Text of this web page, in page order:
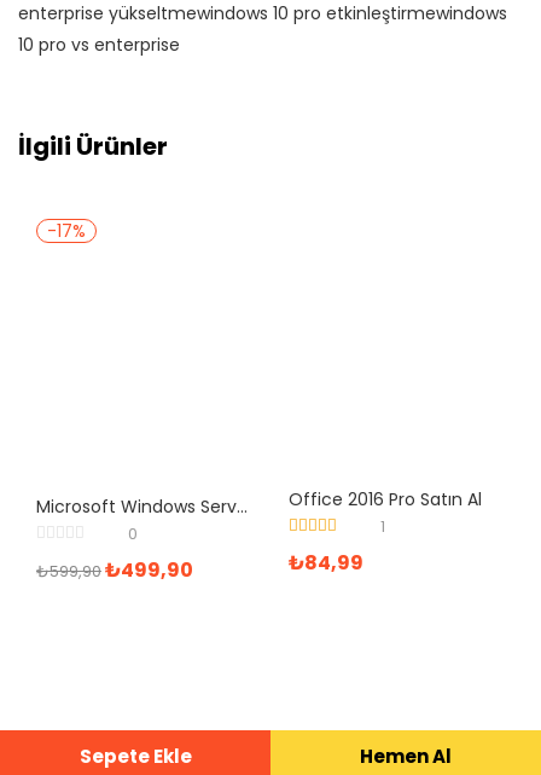
Sepete Ekle Hemen Al
enterprise yükseltmewindows 10 pro etkinleştirmewindows
10 pro vs enterprise
İlgili Ürünler
-17%
Microsoft Windows Server 2022 Datacenter Lisans Anahtarı
0
₺599,90₺499,90
Office 2016 Pro Satın Al
5.00oy aldı
1
₺84,99